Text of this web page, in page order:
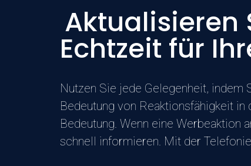
Aktualisieren
Echtzeit für
Nutzen Sie jede Gelegenheit, indem
Bedeutung von Reaktionsfähigkeit
Bedeutung. Wenn eine Werbeaktion
schnell informieren. Mit der